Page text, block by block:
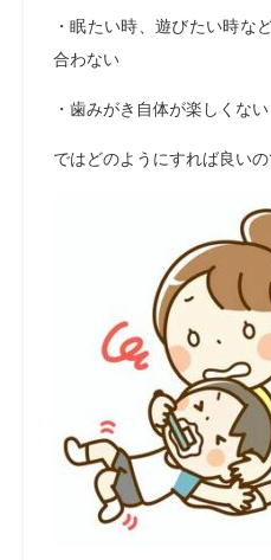
・眠たい時、遊びたい時な
合わない
・歯みがき自体が楽しくない
ではどのようにすれば良い